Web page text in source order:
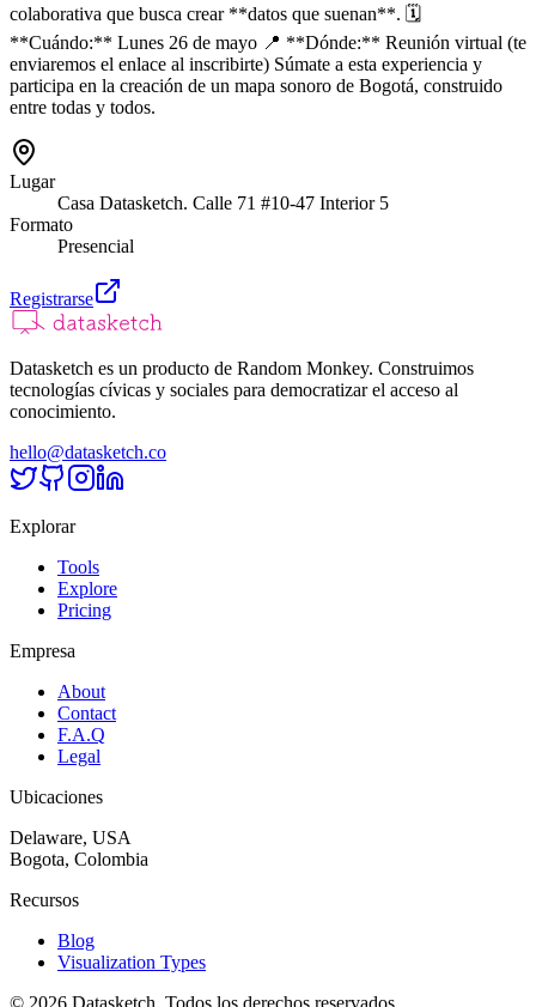
colaborativa que busca crear **datos que suenan**. 🗓️
**Cuándo:** Lunes 26 de mayo 📍 **Dónde:** Reunión virtual (te
enviaremos el enlace al inscribirte) Súmate a esta experiencia y
participa en la creación de un mapa sonoro de Bogotá, construido
entre todas y todos.
Lugar
Casa Datasketch. Calle 71 #10-47 Interior 5
Formato
Presencial
Registrarse
Datasketch es un producto de Random Monkey. Construimos
tecnologías cívicas y sociales para democratizar el acceso al
conocimiento.
hello@datasketch.co
Explorar
Tools
Explore
Pricing
Empresa
About
Contact
F.A.Q
Legal
Ubicaciones
Delaware, USA
Bogota, Colombia
Recursos
Blog
Visualization Types
© 2026 Datasketch. Todos los derechos reservados